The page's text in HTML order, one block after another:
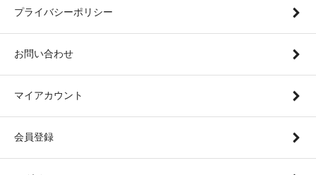
プライバシーポリシー
お問い合わせ
マイアカウント
会員登録